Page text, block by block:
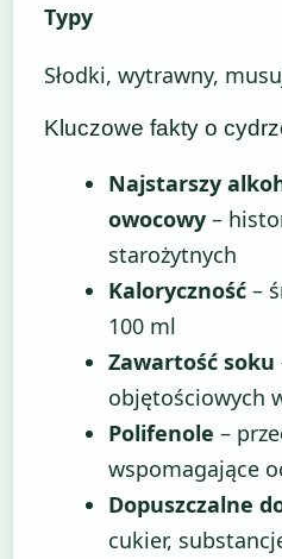
Typy
Słodki, wytrawny,
Kluczowe fakty o
Najstarszy
owocowy –
starożytnych
Kaloryczność –
100 ml
Zawartość soku
objętościowych
Polifenole –
wspomagające
Dopuszczalne
cukier,